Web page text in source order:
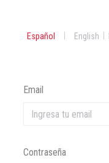
Español English
Email
Contraseña